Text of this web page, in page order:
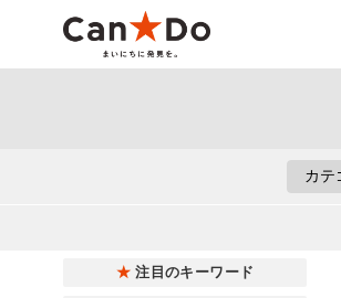
注目のキーワード